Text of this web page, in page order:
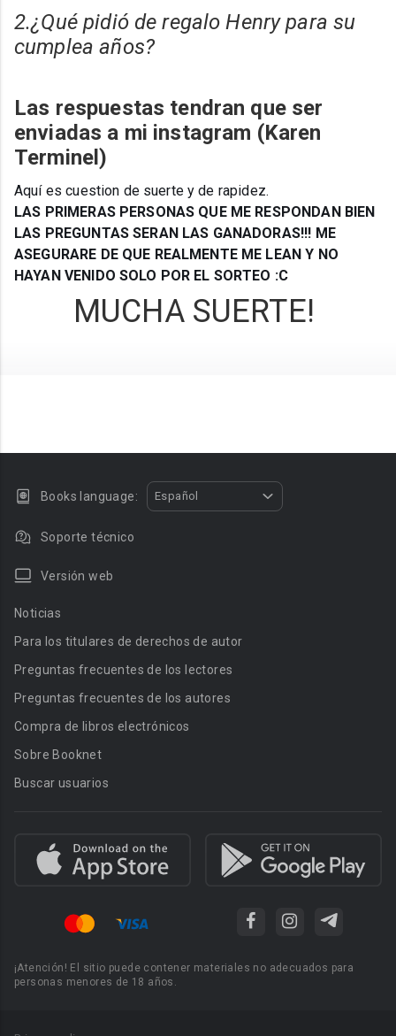
2.¿Qué pidió de regalo Henry para su
cumplea años?
Las respuestas tendran que ser
enviadas a mi instagram (Karen
Terminel)
Aquí es cuestion de suerte y de rapidez.
LAS PRIMERAS PERSONAS QUE ME RESPONDAN BIEN
LAS PREGUNTAS SERAN LAS GANADORAS!!! ME
ASEGURARE DE QUE REALMENTE ME LEAN Y NO
HAYAN VENIDO SOLO POR EL SORTEO :C
MUCHA SUERTE!
Books language: Español
Soporte técnico
Versión web
Noticias
Para los titulares de derechos de autor
Preguntas frecuentes de los lectores
Preguntas frecuentes de los autores
Compra de libros electrónicos
Sobre Booknet
Buscar usuarios
¡Atención! El sitio puede contener materiales no adecuados para
personas menores de 18 años.